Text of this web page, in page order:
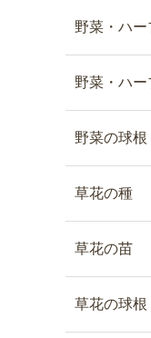
野菜・ハー
野菜・ハー
野菜の球根
草花の種
草花の苗
草花の球根